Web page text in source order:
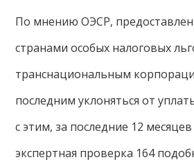
По мнению ОЭСР,
странами особых налоговых
транснациональным
последним уклоняться от
с этим, за последние 12
экспертная проверка 164